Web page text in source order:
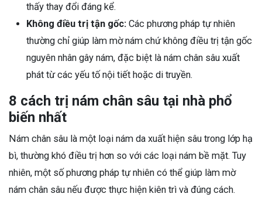
thấy thay đổi đáng kể.
Không điều trị tận gốc: Các phương pháp tự nhiên
thường chỉ giúp làm mờ nám chứ không điều trị tận gốc
nguyên nhân gây nám, đặc biệt là nám chân sâu xuất
phát từ các yếu tố nội tiết hoặc di truyền.
8 cách trị nám chân sâu tại nhà phổ
biến nhất
Nám chân sâu là một loại nám da xuất hiện sâu trong lớp hạ
bì, thường khó điều trị hơn so với các loại nám bề mặt. Tuy
nhiên, một số phương pháp tự nhiên có thể giúp làm mờ
nám chân sâu nếu được thực hiện kiên trì và đúng cách.